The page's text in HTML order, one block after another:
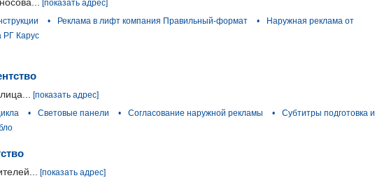
[показать адрес]
• Реклама в лифт компания Правильный-формат •
Наружная реклама от
РГ Карус
[показать адрес]
• Световые панели • Согласование наружной рекламы •
Субтитры подготовка и
[показать адрес]